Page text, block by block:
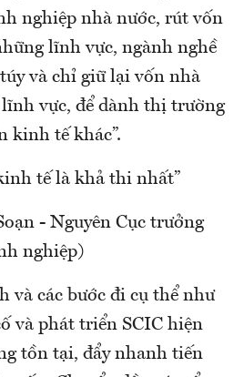
nghiệp nhà nước, rút vốn
lĩnh vực, ngành nghề
và chỉ giữ lại vốn nhà
vực, để dành thị trường
kinh tế khác”.
tế là khả thi nhất”
- Nguyên Cục trưởng
nghiệp)
và các bước đi cụ thể như
và phát triển SCIC hiện
tồn tại, đẩy nhanh tiến